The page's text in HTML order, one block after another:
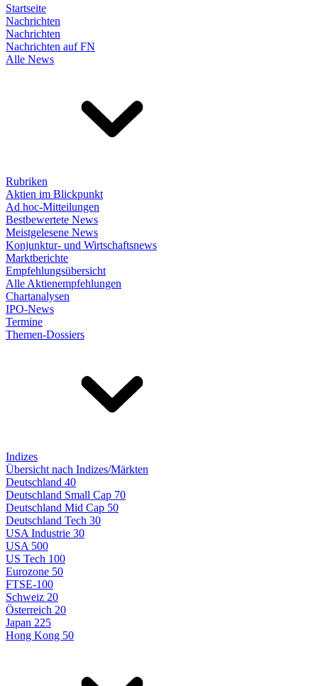
Startseite
Nachrichten
Nachrichten
Nachrichten auf FN
Alle News
Rubriken
Aktien im Blickpunkt
Ad hoc-Mitteilungen
Bestbewertete News
Meistgelesene News
Konjunktur- und Wirtschaftsnews
Marktberichte
Empfehlungsübersicht
Alle Aktienempfehlungen
Chartanalysen
IPO-News
Termine
Themen-Dossiers
Indizes
Übersicht nach Indizes/Märkten
Deutschland 40
Deutschland Small Cap 70
Deutschland Mid Cap 50
Deutschland Tech 30
USA Industrie 30
USA 500
US Tech 100
Eurozone 50
FTSE-100
Schweiz 20
Österreich 20
Japan 225
Hong Kong 50